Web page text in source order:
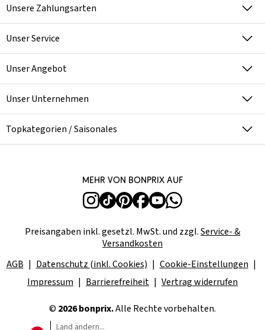
Unsere Zahlungsarten
Unser Service
Unser Angebot
Unser Unternehmen
Topkategorien / Saisonales
Mehr von bonprix auf
Preisangaben inkl. gesetzl. MwSt. und zzgl.Service- &
Versandkosten
AGB
Datenschutz (inkl. Cookies)
Cookie-Einstellungen
Impressum
Barrierefreiheit Vertrag widerrufen
© 2026 bonprix.Alle Rechte vorbehalten.
Land ändern...